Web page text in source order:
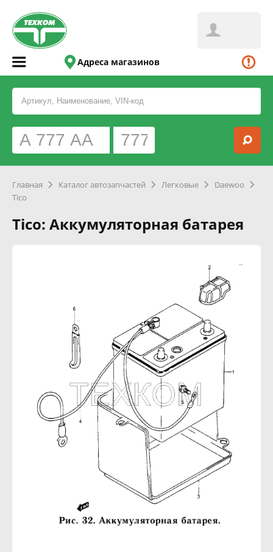
Адреса магазинов
Главная Каталог автозапчастей Легковые
Daewoo
Tico
Tico: Аккумуляторная батарея